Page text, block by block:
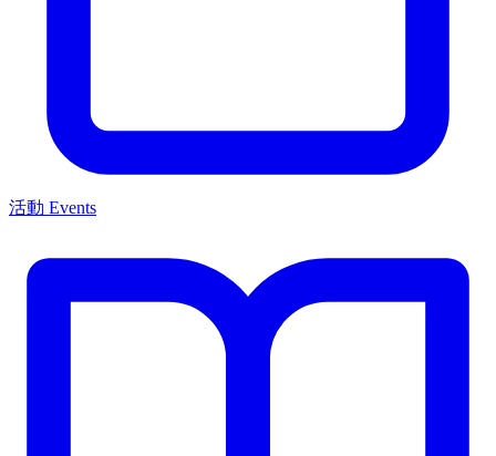
活動 Events